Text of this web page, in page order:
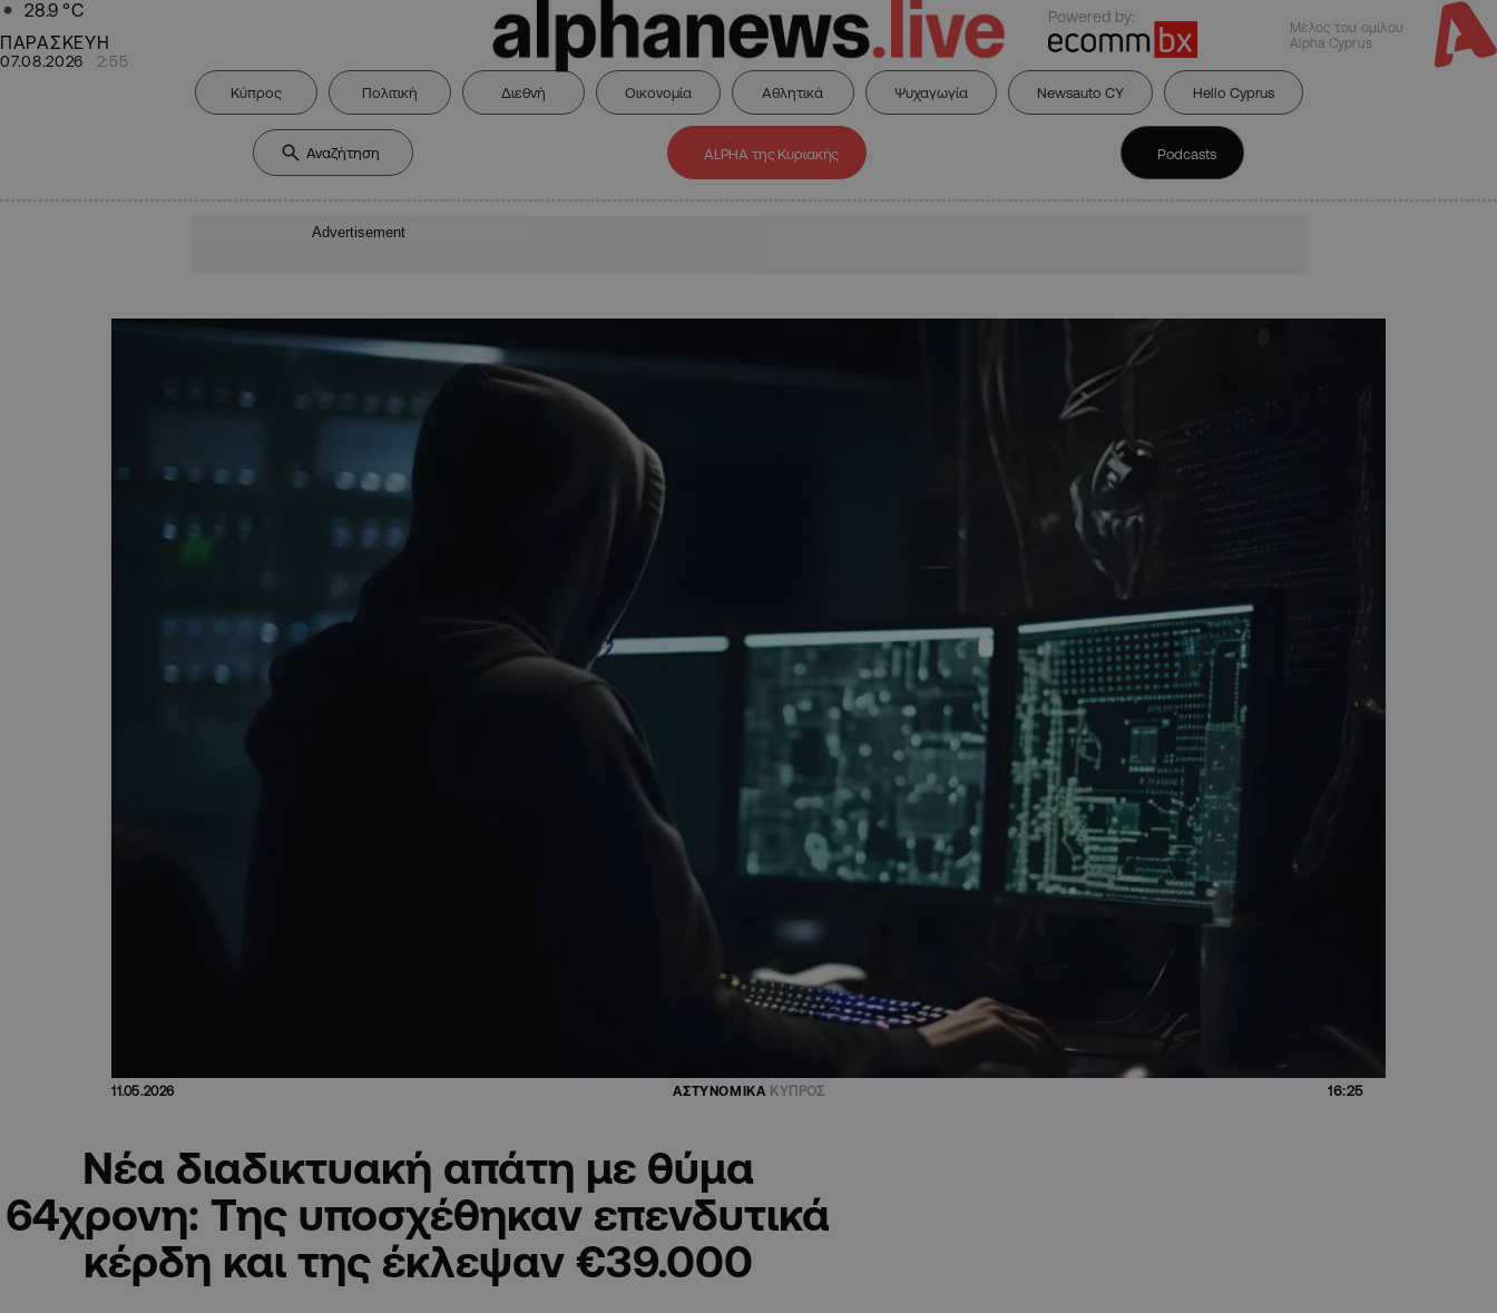
28.9 °C
ΠΑΡΑΣΚΕΥΗ
07.08.2026 2:55
Powered by:
Μέλος του ομίλου
Alpha Cyprus
Κύπρος Πολιτική Διεθνή Οικονομία Αθλητικά Ψυχαγωγία Newsauto CY Hello Cyprus
ALPHA της Κυριακής Podcasts
Advertisement
11.05.2026 ΑΣΤΥΝΟΜΙΚΑ ΚΥΠΡΟΣ 16:25
Νέα διαδικτυακή απάτη με θύμα
64χρονη: Της υποσχέθηκαν επενδυτικά
κέρδη και της έκλεψαν €39.000